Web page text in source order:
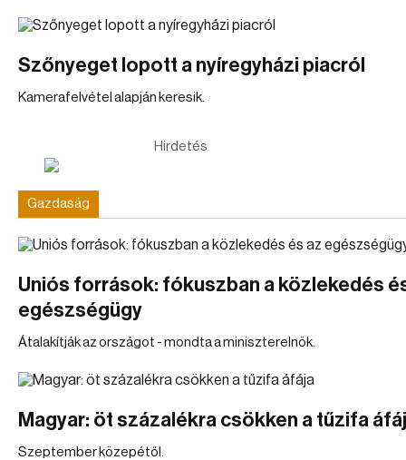
Szőnyeget lopott a nyíregyházi piacról
Kamerafelvétel alapján keresik.
Hirdetés
Gazdaság
Uniós források: fókuszban a közlekedés
egészségügy
Átalakítják az országot - mondta a miniszterelnök.
Magyar: öt százalékra csökken a tűzifa
Szeptember közepétől.